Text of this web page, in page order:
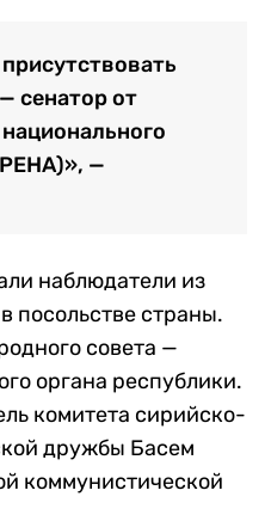
сенатор от
—
наблюдатели из
посольстве страны.
совета —
органа республики.
комитета сирийско-
дружбы Басем
коммунистической